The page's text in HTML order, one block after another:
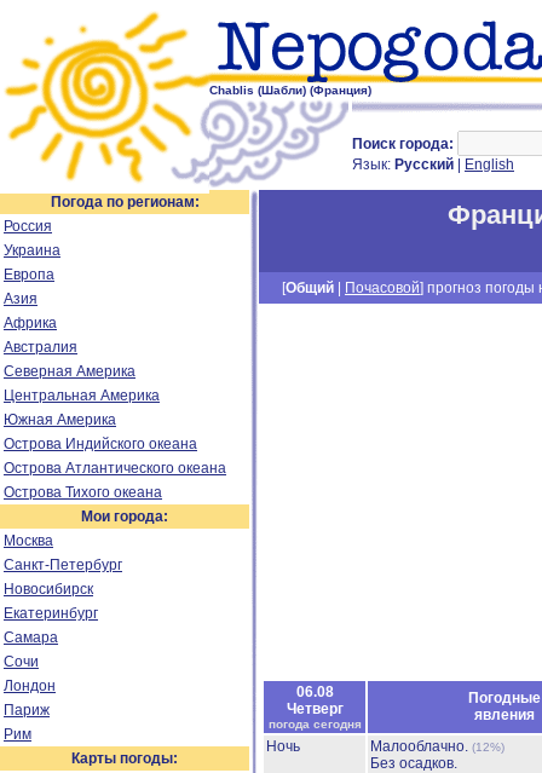
Chablis (Шабли) (Франция)
Поиск города:
Язык: Русский English
Погода по регионам:
Россия
Украина
Европа
Азия
Африка
Австралия
Северная Америка
Центральная Америка
Южная Америка
Острова Индийского океана
Острова Атлантического океана
Острова Тихого океана
Мои города:
Москва
Санкт-Петербург
Новосибирск
Екатеринбург
Самара
Сочи
Лондон
Париж
Рим
Карты погоды:
[Общий Почасовой] прогноз погоды
06.08
Четверг
погода сегодня
Погодные
явления
Ночь
Малооблачно. (12%)
Без осадков.